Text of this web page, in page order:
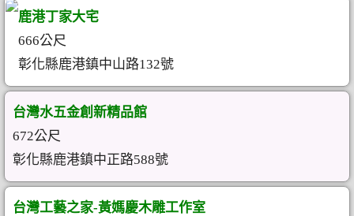
鹿港丁家大宅
666公尺
彰化縣鹿港鎮中山路132號
台灣水五金創新精品館
672公尺
彰化縣鹿港鎮中正路588號
台灣工藝之家-黃媽慶木雕工作室